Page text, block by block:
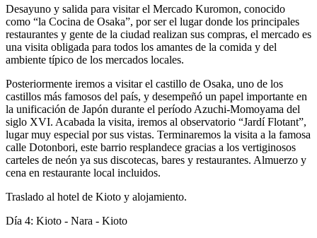
Desayuno y salida para visitar el Mercado Kuromon, conocido
como “la Cocina de Osaka”, por ser el lugar donde los principales
restaurantes y gente de la ciudad realizan sus compras, el mercado es
una visita obligada para todos los amantes de la comida y del
ambiente típico de los mercados locales.
Posteriormente iremos a visitar el castillo de Osaka, uno de los
castillos más famosos del país, y desempeñó un papel importante en
la unificación de Japón durante el período Azuchi-Momoyama del
siglo XVI. Acabada la visita, iremos al observatorio “Jardí Flotant”,
lugar muy especial por sus vistas. Terminaremos la visita a la famosa
calle Dotonbori, este barrio resplandece gracias a los vertiginosos
carteles de neón ya sus discotecas, bares y restaurantes. Almuerzo y
cena en restaurante local incluidos.
Traslado al hotel de Kioto y alojamiento.
Día 4: Kioto - Nara - Kioto